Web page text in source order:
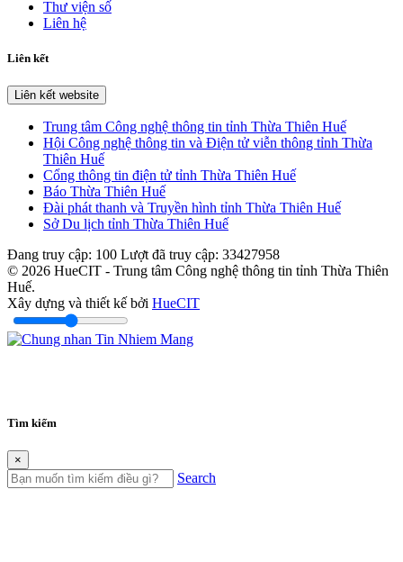
Thư viện số
Liên hệ
Liên kết
Liên kết website
Trung tâm Công nghệ thông tin tỉnh Thừa Thiên Huế
Hội Công nghệ thông tin và Điện tử viễn thông tỉnh Thừa
Thiên Huế
Cổng thông tin điện tử tỉnh Thừa Thiên Huế
Báo Thừa Thiên Huế
Đài phát thanh và Truyền hình tỉnh Thừa Thiên Huế
Sở Du lịch tỉnh Thừa Thiên Huế
Đang truy cập: 100 Lượt đã truy cập: 33427958
© 2026 HueCIT - Trung tâm Công nghệ thông tin tỉnh Thừa Thiên
Huế.
Xây dựng và thiết kế bởi HueCIT
Tìm kiếm
×
Search